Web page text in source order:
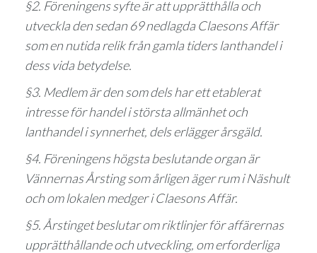
§2. Föreningens syfte är att upprätthålla och
utveckla den sedan 69 nedlagda Claesons Affär
som en nutida relik från gamla tiders lanthandel i
dess vida betydelse.
§3. Medlem är den som dels har ett etablerat
intresse för handel i största allmänhet och
lanthandel i synnerhet, dels erlägger årsgäld.
§4. Föreningens högsta beslutande organ är
Vännernas Årsting som årligen äger rum i Näshult
och om lokalen medger i Claesons Affär.
§5. Årstinget beslutar om riktlinjer för affärernas
upprätthållande och utveckling, om erforderliga